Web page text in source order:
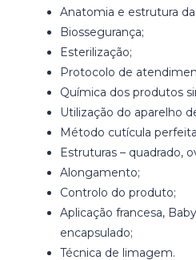
Anatomia e estrutura
Biossegurança;
Esterilização;
Protocolo de
Química dos produtos
Utilização do aparelho
Método cutícula
Estruturas – quadrado,
Alongamento;
Controlo do produto;
Aplicação francesa,
encapsulado;
Técnica de limagem.